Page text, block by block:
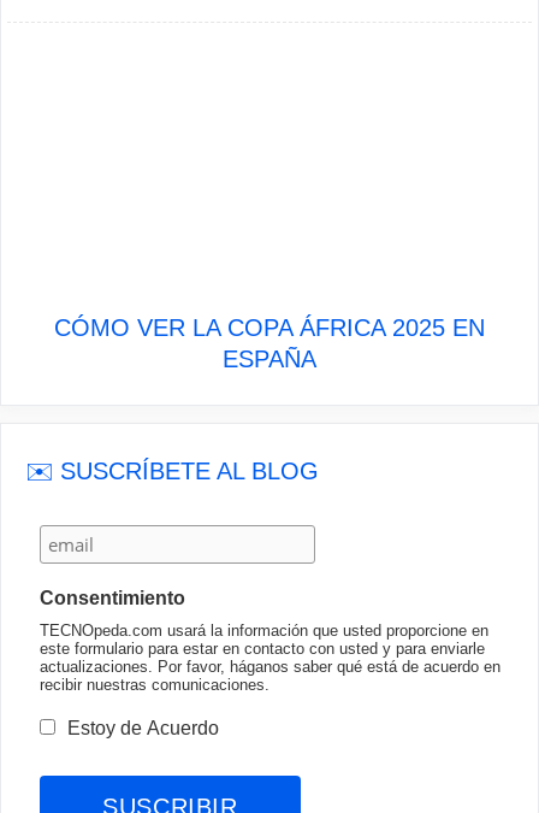
CÓMO VER LA COPA ÁFRICA 2025 EN
ESPAÑA
✉️ SUSCRÍBETE AL BLOG
Consentimiento
TECNOpeda.com usará la información que usted proporcione en
este formulario para estar en contacto con usted y para enviarle
actualizaciones. Por favor, háganos saber qué está de acuerdo en
recibir nuestras comunicaciones.
Estoy de Acuerdo